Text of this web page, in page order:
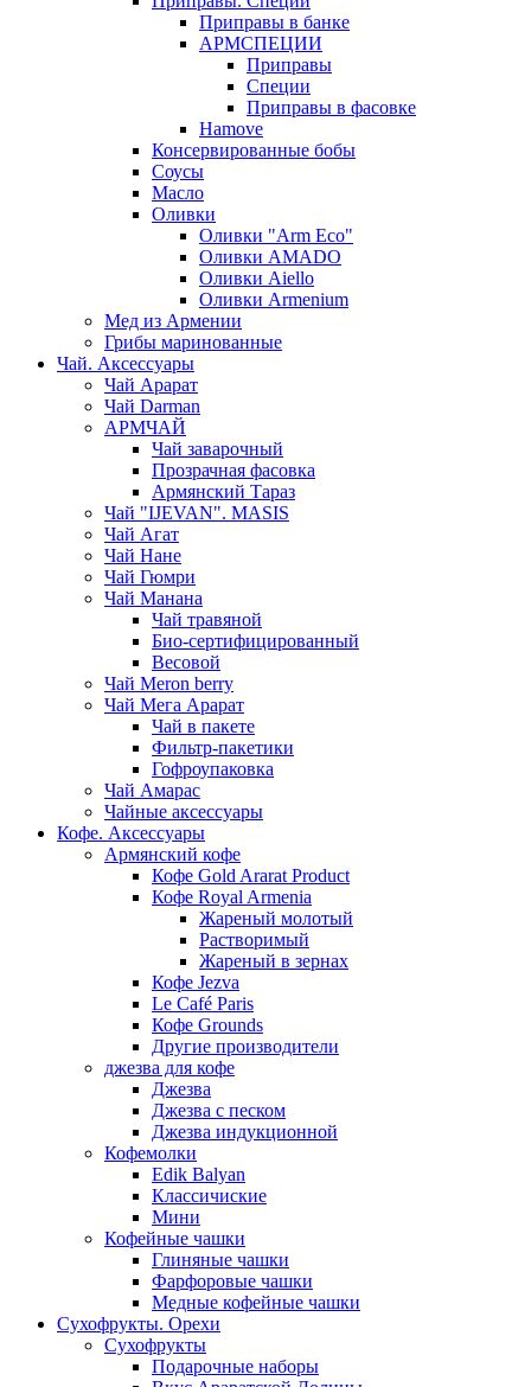
Приправы в банке
АРМСПЕЦИИ
Приправы
Специи
Приправы в фасовке
Hamove
Консервированные бобы
Соусы
Масло
Оливки
Оливки "Arm Eco"
Оливки AMADO
Оливки Aiello
Оливки Armenium
Мед из Армении
Грибы маринованные
Чай. Аксессуары
Чай Арарат
Чай Darman
АРМЧАЙ
Чай заварочный
Прозрачная фасовка
Армянский Тараз
Чай "IJEVAN". MASIS
Чай Агат
Чай Нане
Чай Гюмри
Чай Манана
Чай травяной
Био-сертифицированный
Весовой
Чай Meron berry
Чай Мега Арарат
Чай в пакете
Фильтр-пакетики
Гофроупаковка
Чай Амарас
Чайные аксессуары
Кофе. Аксессуары
Армянский кофе
Кофе Gold Ararat Product
Кофе Royal Armenia
Жареный молотый
Растворимый
Жареный в зернах
Кофе Jezva
Le Café Paris
Кофе Grounds
Другие производители
джезва для кофе
Джезва
Джезва с песком
Джезва индукционной
Кофемолки
Edik Balyan
Классичиские
Мини
Кофейные чашки
Глиняные чашки
Фарфоровые чашки
Медные кофейные чашки
Сухофрукты. Орехи
Сухофрукты
Подарочные наборы